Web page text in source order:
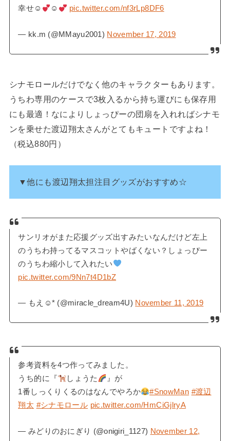
幸せ☺︎
☺︎ pic.twitter.com/nf3rLp8DF6
— kk.m (@MMayu2001) November 17, 2019
シナモロールだけでなく他のキャラクターもあります。
うちわ専用のケースで3枚入るから持ち運びにも保存用
にも最適！なによりしょっぴーの団扇を入れればシナモ
ンを乗せた渡辺翔太さんがとてもキュートですよね！
（税込880円）
▼他にも渡辺翔太担注目グッズがおすすめ☆
サンリオがまた応援グッズ出すみたいなんだけど左上
のうちわ持ってるマスコットやばくない？しょっぴー
のうちわ縮小して入れたい
pic.twitter.com/9Nn7t4D1bZ
— もえ☺︎* (@miracle_dream4U) November 11, 2019
参考資料を4つ作ってみました。
うち的に『
しょうた
』が
1番しっくりくるのはなんでやろか
#SnowMan #渡辺
翔太 #シナモロール pic.twitter.com/HmCiGjlryA
— みどりのおにぎり (@onigiri_1127) November 12,